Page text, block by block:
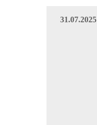
31.07.2025